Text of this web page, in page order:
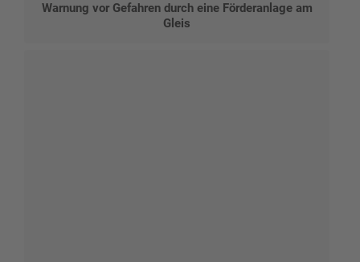
Warnung vor Gefahren durch eine Förderanlage am
Gleis